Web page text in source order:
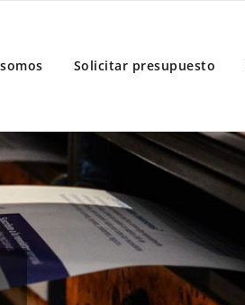
Solicitar presupuesto